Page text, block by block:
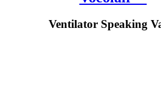
Ventilator Speaking